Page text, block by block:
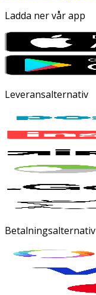
Ladda ner vår app
Leveransalternativ
Betalningsalternativ